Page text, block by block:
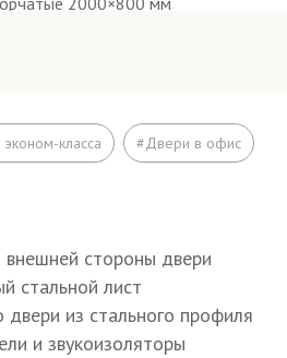
полотна и коробки E, D
класса #Двери в офис
внешней стороны двери
стальной лист
двери из стального профиля
и звукоизоляторы